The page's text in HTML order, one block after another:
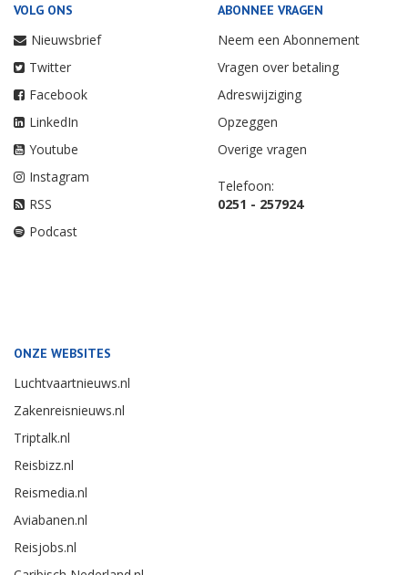
VOLG ONS
Nieuwsbrief
Twitter
Facebook
LinkedIn
Youtube
Instagram
RSS
Podcast
ABONNEE VRAGEN
Neem een Abonnement
Vragen over betaling
Adreswijziging
Opzeggen
Overige vragen
Telefoon:
0251 - 257924
ONZE WEBSITES
Luchtvaartnieuws.nl
Zakenreisnieuws.nl
Triptalk.nl
Reisbizz.nl
Reismedia.nl
Aviabanen.nl
Reisjobs.nl